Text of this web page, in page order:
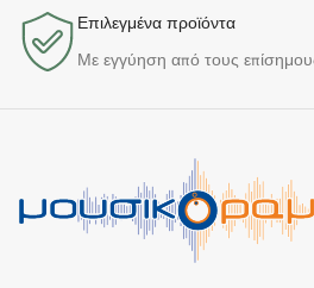
Επιλεγμένα προϊόντα​
Με εγγύηση από τους